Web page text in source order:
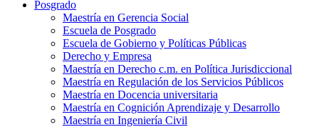
Posgrado
Maestría en Gerencia Social
Escuela de Posgrado
Escuela de Gobierno y Políticas Públicas
Derecho y Empresa
Maestría en Derecho c.m. en Política Jurisdiccional
Maestría en Regulación de los Servicios Públicos
Maestría en Docencia universitaria
Maestría en Cognición Aprendizaje y Desarrollo
Maestría en Ingeniería Civil